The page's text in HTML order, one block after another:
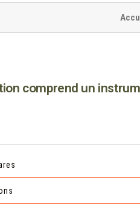
comprend un